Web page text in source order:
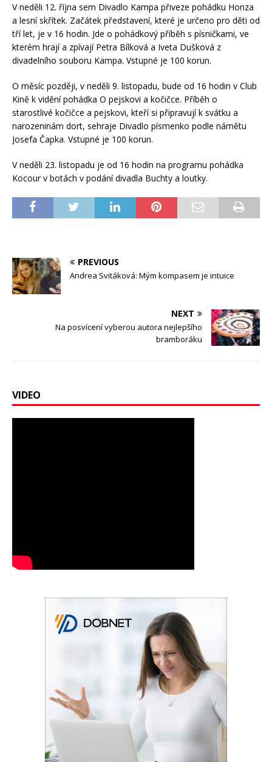
V neděli 12. října sem Divadlo Kampa přiveze pohádku Honza
a lesní skřítek. Začátek představení, které je určeno pro děti od
tří let, je v 16 hodin. Jde o pohádkový příběh s písničkami, ve
kterém hrají a zpívají Petra Bílková a Iveta Dušková z
divadelního souboru Kampa. Vstupné je 100 korun.
O měsíc později, v neděli 9. listopadu, bude od 16 hodin v Club
Kině k vidění pohádka O pejskovi a kočičce. Příběh o
starostlivé kočičce a pejskovi, kteří si připravují k svátku a
narozeninám dort, sehraje Divadlo písmenko podle námětu
Josefa Čapka. Vstupné je 100 korun.
V neděli 23. listopadu je od 16 hodin na programu pohádka
Kocour v botách v podání divadla Buchty a loutky.
PREVIOUS
Andrea Svitáková: Mým kompasem je intuice
NEXT
Na posvícení vyberou autora nejlepšího
bramboráku
VIDEO